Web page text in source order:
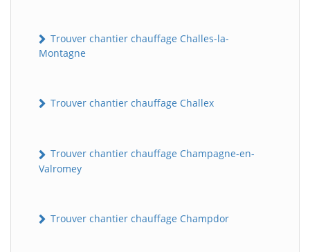
Trouver chantier chauffage Challes-la-
Montagne
Trouver chantier chauffage Challex
Trouver chantier chauffage Champagne-en-
Valromey
Trouver chantier chauffage Champdor